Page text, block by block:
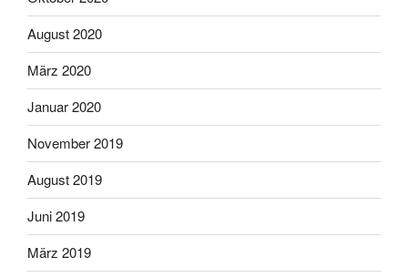
August 2020
März 2020
Januar 2020
November 2019
August 2019
Juni 2019
März 2019